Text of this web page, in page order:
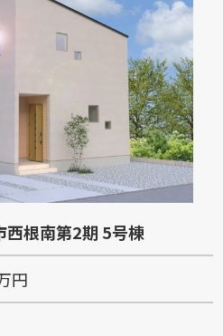
西根南第2期 5号棟
円